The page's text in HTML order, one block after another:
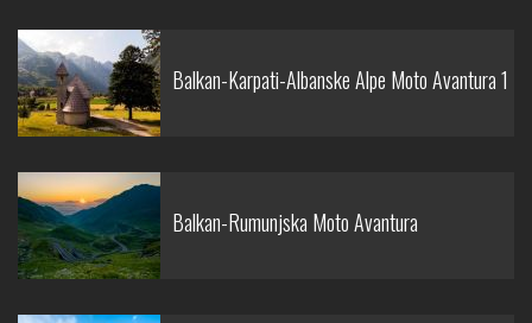
Balkan-Karpati-Albanske Alpe Moto Avantura 1
Balkan-Rumunjska Moto Avantura